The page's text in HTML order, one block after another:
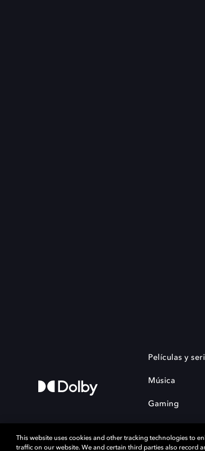
Películas y
Música
Gaming
This website uses cookies and other tracking technologies to
traffic on our website. We and certain third parties also record